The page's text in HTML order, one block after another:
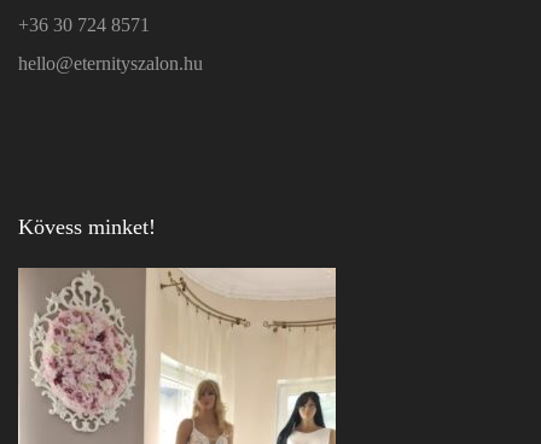
+36 30 724 8571
hello@eternityszalon.hu
Kövess minket!